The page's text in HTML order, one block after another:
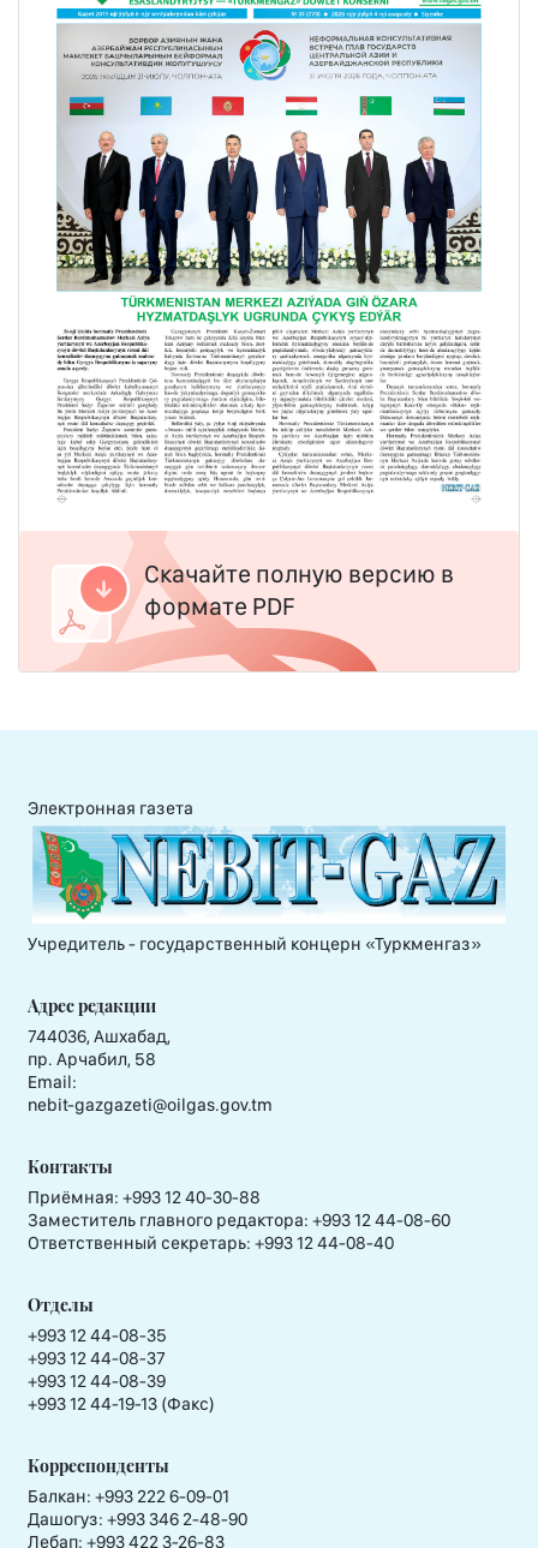
Скачайте полную версию в
формате PDF
Электронная газета
Учредитель - государственный концерн «Туркменгаз»
Адрес редакции
744036, Ашхабад,
пр. Арчабил, 58
Email:
nebit-gazgazeti@oilgas.gov.tm
Контакты
Приёмная: +993 12 40-30-88
Заместитель главного редактора: +993 12 44-08-60
Ответственный секретарь: +993 12 44-08-40
Отделы
+993 12 44-08-35
+993 12 44-08-37
+993 12 44-08-39
+993 12 44-19-13 (Факс)
Корреспонденты
Балкан: +993 222 6-09-01
Дашогуз: +993 346 2-48-90
Лебап: +993 422 3-26-83